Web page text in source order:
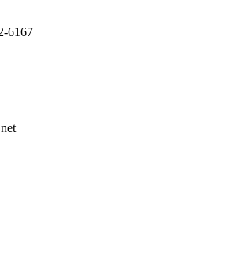
6167